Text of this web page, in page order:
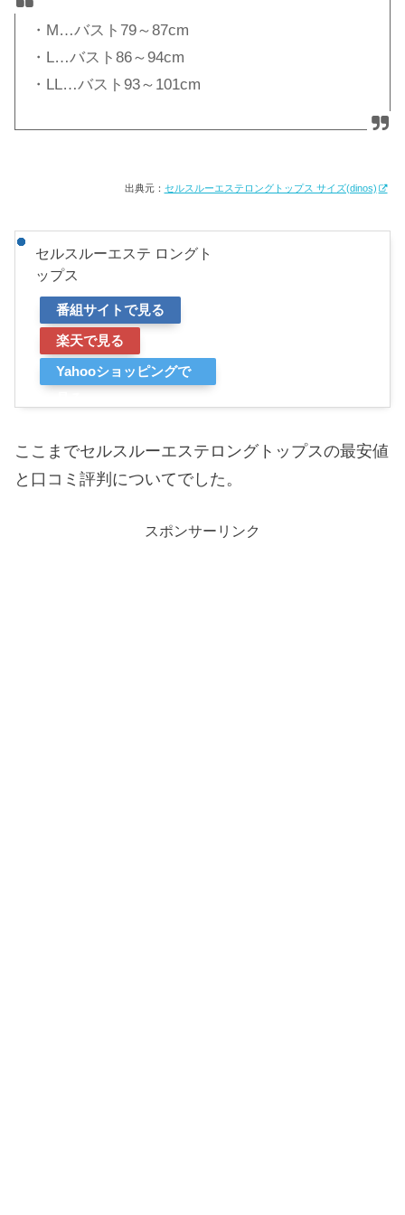
・M…バスト79～87cm
・L…バスト86～94cm
・LL…バスト93～101cm
出典元： セルスルーエステロングトップス サイズ(dinos)
セルスルーエステ ロングト
ップス
番組サイトで見る
楽天で見る
Yahooショッピングで
ここまでセルスルーエステロングトップスの最安値
と口コミ評判についてでした。
スポンサーリンク